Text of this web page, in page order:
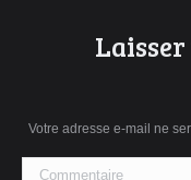
Votre adresse e-mail ne
Commentaire